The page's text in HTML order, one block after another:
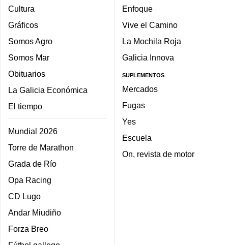
Cultura
Gráficos
Somos Agro
Somos Mar
Obituarios
La Galicia Económica
El tiempo
Mundial 2026
Torre de Marathon
Grada de Río
Opa Racing
CD Lugo
Andar Miudiño
Forza Breo
Enfoque
Vive el Camino
La Mochila Roja
Galicia Innova
SUPLEMENTOS
Mercados
Fugas
Yes
Escuela
On, revista de motor